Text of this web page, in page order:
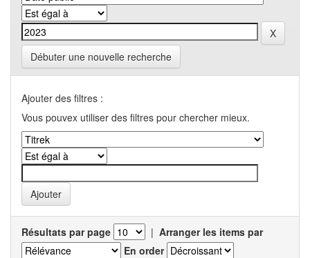
Débuter une nouvelle recherche
Ajouter des filtres :
Vous pouvex utiliser des filtres pour chercher mieux.
Résultats par page | Arranger les items par
En order